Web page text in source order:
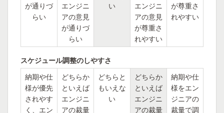
が通りづ
らい
エンジニ
アの意見
が通りづ
らい
い
エンジニ
アの意見
が尊重さ
れやすい
が尊重さ
れやすい
スケジュール調整のしやすさ
納期や仕
様が優先
されやす
く、エン
どちらか
といえば
エンジニ
アの裁量
どちらと
もいえな
い
どちらか
といえば
エンジニ
アの裁量
納期や仕
様をエン
ジニアの
裁量で調